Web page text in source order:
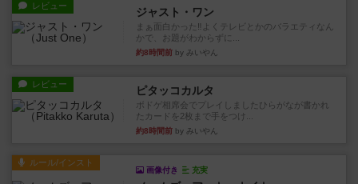
レビュー ジャスト・ワン
まぁ面白かった‼️よくテレビとかのバラエティなん
かで、お題がわからずに...
約8時間前 by みいやん
レビュー ピタッコカルタ
ボドゲ相席会でプレイしましたひらがなが書かれ
たカードを2枚まで手をつけ...
約8時間前 by みいやん
ルール/インスト
画像付き 充実